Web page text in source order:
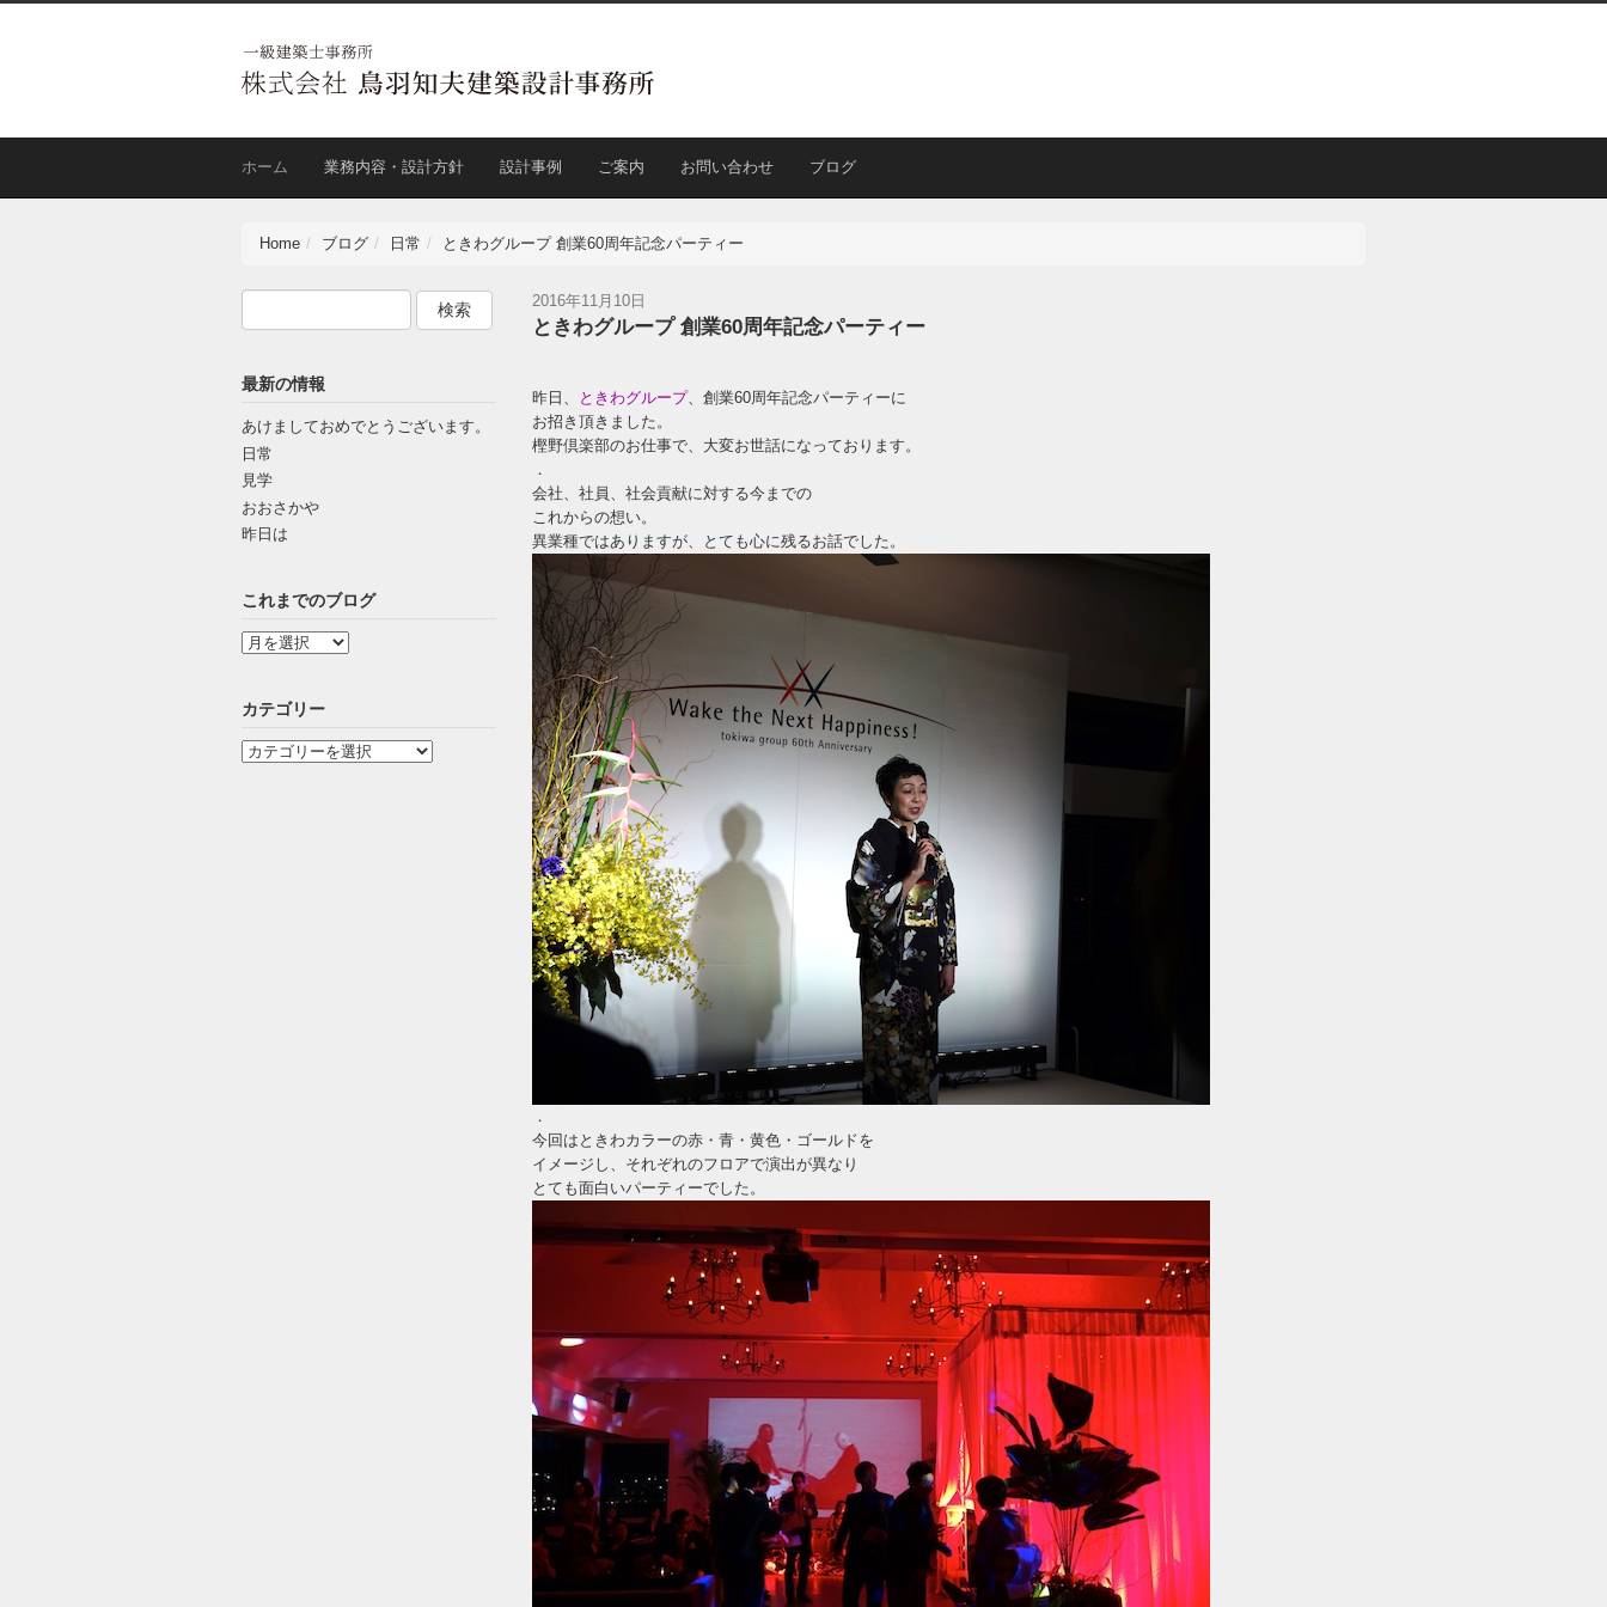
ホーム 業務内容・設計方針 設計事例 ご案内 お問い合わせ ブログ
Home ブログ 日常 ときわグループ 創業60周年記念パーティー
2016年11月10日
ときわグループ 創業60周年記念パーティー
昨日、 ときわグループ、創業60周年記念パーティーに
お招き頂きました。
樫野倶楽部のお仕事で、大変お世話になっております。
．
会社、社員、社会貢献に対する今までの
これからの想い。
異業種ではありますが、とても心に残るお話でした。
．
今回はときわカラーの赤・青・黄色・ゴールドを
イメージし、それぞれのフロアで演出が異なり
とても面白いパーティーでした。
最新の情報
あけましておめでとうございます。
日常
見学
おおさかや
昨日は
これまでのブログ
カテゴリー